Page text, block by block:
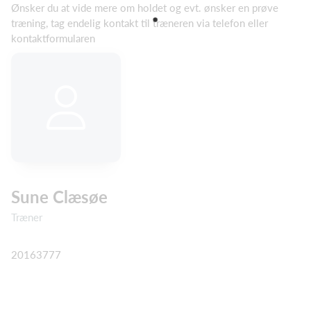
Ønsker du at vide mere om holdet og evt. ønsker en prøve
træning, tag endelig kontakt til træneren via telefon eller
kontaktformularen
Sune Clæsøe
Træner
20163777